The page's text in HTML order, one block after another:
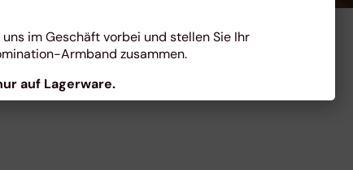
Amanda Brown
uns im Geschäft vorbei und stellen Sie Ihr
Armband zusammen.
auf Lagerware.